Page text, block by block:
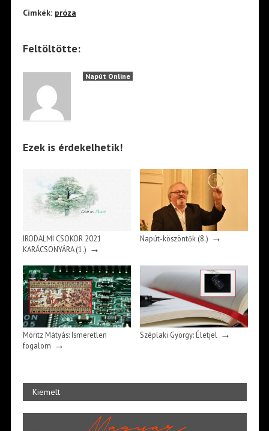
Cimkék: próza
Feltöltötte:
Napút Online
Ezek is érdekelhetik!
IRODALMI CSOKOR 2021
KARÁCSONYÁRA (1.) →
Napút-köszöntők (8.) →
Móritz Mátyás: Ismeretlen
fogalom →
Széplaki György: Életjel→
Kiemelt